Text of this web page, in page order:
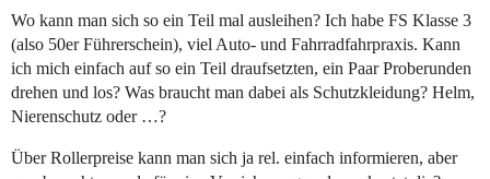
Wo kann man sich so ein Teil mal ausleihen? Ich habe FS Klasse 3
(also 50er Führerschein), viel Auto- und Fahrradfahrpraxis. Kann
ich mich einfach auf so ein Teil draufsetzten, ein Paar Proberunden
drehen und los? Was braucht man dabei als Schutzkleidung? Helm,
Nierenschutz oder …?
Über Rollerpreise kann man sich ja rel. einfach informieren, aber